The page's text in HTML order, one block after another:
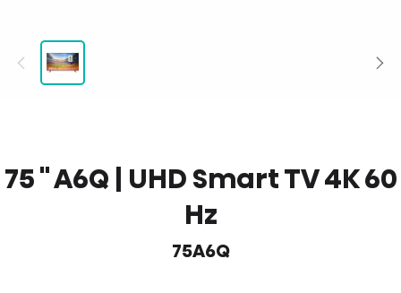
75 '' A6Q | UHD Smart TV 4K 60
Hz
75A6Q